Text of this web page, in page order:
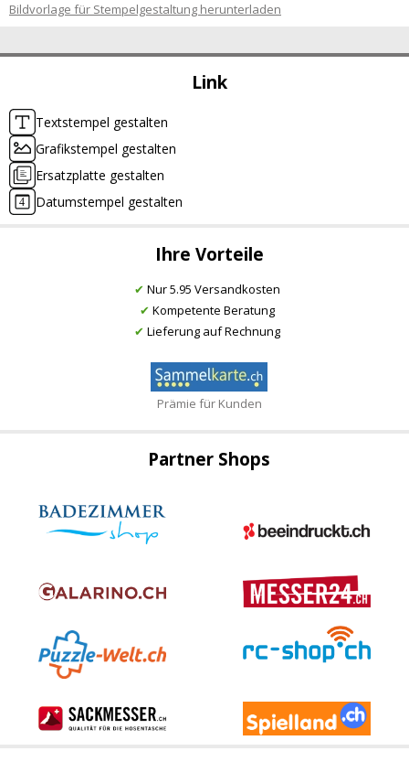
Link
Textstempel gestalten
Grafikstempel gestalten
Ersatzplatte gestalten
Datumstempel gestalten
Ihre Vorteile
✔ Nur 5.95 Versandkosten
✔ Kompetente Beratung
✔ Lieferung auf Rechnung
Prämie für Kunden
Bildvorlage für Stempelgestaltung herunterladen
Partner Shops